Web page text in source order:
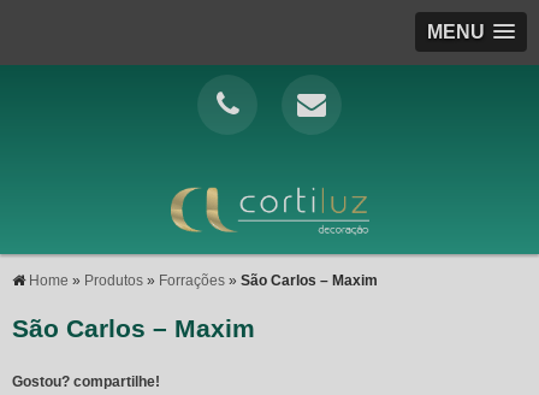
MENU
Home » Produtos » Forrações » São Carlos – Maxim
São Carlos – Maxim
Gostou? compartilhe!